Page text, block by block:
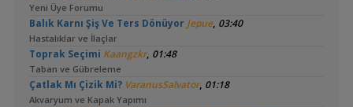
Yeni Üye Forumu
Balık Karnı Şiş Ve Ters Dönüyor Jepue, 03:40
Hastalıklar ve İlaçlar
Toprak Seçimi Kaangzkr, 01:48
Taban ve Gübreleme
Çatlak Mı Çizik Mi? VaranusSalvator, 01:18
Akvaryum ve Kapak Yapımı